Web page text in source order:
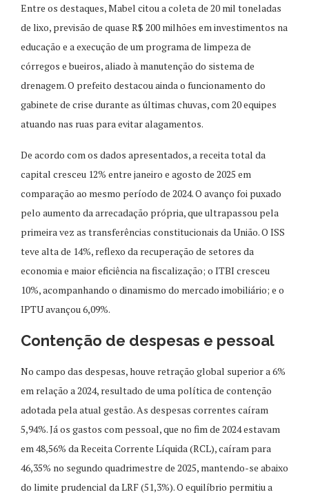
Entre os destaques, Mabel citou a coleta de 20 mil toneladas
de lixo, previsão de quase R$ 200 milhões em investimentos na
educação e a execução de um programa de limpeza de
córregos e bueiros, aliado à manutenção do sistema de
drenagem. O prefeito destacou ainda o funcionamento do
gabinete de crise durante as últimas chuvas, com 20 equipes
atuando nas ruas para evitar alagamentos.
De acordo com os dados apresentados, a receita total da
capital cresceu 12% entre janeiro e agosto de 2025 em
comparação ao mesmo período de 2024. O avanço foi puxado
pelo aumento da arrecadação própria, que ultrapassou pela
primeira vez as transferências constitucionais da União. O ISS
teve alta de 14%, reflexo da recuperação de setores da
economia e maior eficiência na fiscalização; o ITBI cresceu
10%, acompanhando o dinamismo do mercado imobiliário; e o
IPTU avançou 6,09%.
Contenção de despesas e pessoal
No campo das despesas, houve retração global superior a 6%
em relação a 2024, resultado de uma política de contenção
adotada pela atual gestão. As despesas correntes caíram
5,94%. Já os gastos com pessoal, que no fim de 2024 estavam
em 48,56% da Receita Corrente Líquida (RCL), caíram para
46,35% no segundo quadrimestre de 2025, mantendo-se abaixo
do limite prudencial da LRF (51,3%). O equilíbrio permitiu a